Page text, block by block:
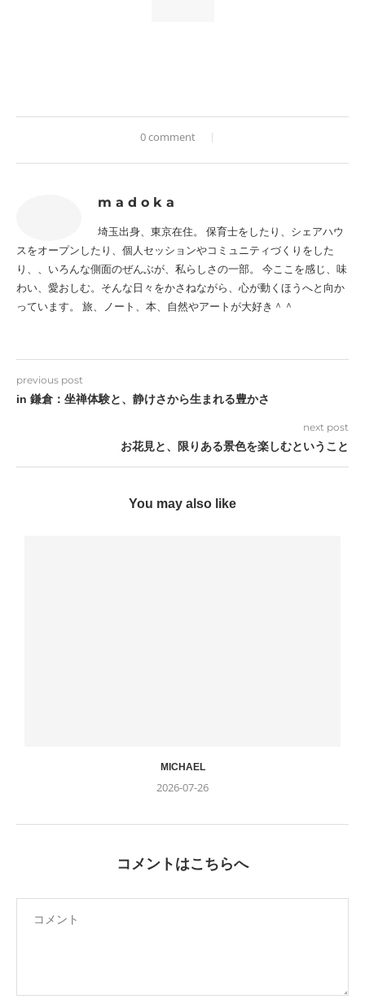
0 comment
m a d o k a
埼玉出身、東京在住。 保育士をしたり、シェアハウ
スをオープンしたり、個人セッションやコミュニティづくりをした
り、、いろんな側面のぜんぶが、私らしさの一部。 今ここを感じ、味
わい、愛おしむ。そんな日々をかさねながら、心が動くほうへと向か
っています。 旅、ノート、本、自然やアートが大好き＾＾
previous post
in 鎌倉：坐禅体験と、静けさから生まれる豊かさ
next post
お花見と、限りある景色を楽しむということ
You may also like
MICHAEL
2026-07-26
コメントはこちらへ